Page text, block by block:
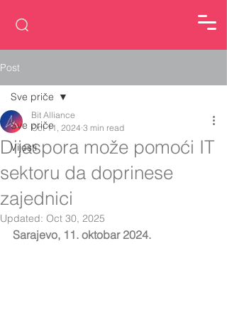
Post
Sve priče
Vijesti
Sve priče
Dijaspora može pomoći IT
sektoru da doprinese
zajednici
Bit Alliance
Oct 11, 2024 3 min read
Updated: Oct 30, 2025
Sarajevo, 11. oktobar 2024.